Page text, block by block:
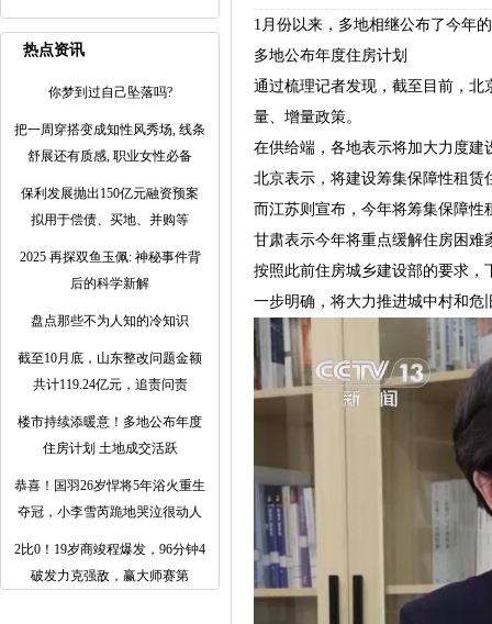
热点资讯
你梦到过自己坠落吗?
把一周穿搭变成知性风秀场, 线条
舒展还有质感, 职业女性必备
保利发展抛出150亿元融资预案
拟用于偿债、买地、并购等
2025 再探双鱼玉佩: 神秘事件背
后的科学新解
盘点那些不为人知的冷知识
截至10月底，山东整改问题金额
共计119.24亿元，追责问责
楼市持续添暖意！多地公布年度
住房计划 土地成交活跃
恭喜！国羽26岁悍将5年浴火重生
夺冠，小李雪芮跪地哭泣很动人
2比0！19岁商竣程爆发，96分钟4
破发力克强敌，赢大师赛第
1月份以来，多地相继公布了今年
多地公布年度住房计划
通过梳理记者发现，截至目前，
量、增量政策。
在供给端，各地表示将加大力度建
北京表示，将建设筹集保障性租赁
而江苏则宣布，今年将筹集保障性
甘肃表示今年将重点缓解住房困难
按照此前住房城乡建设部的要求，
一步明确，将大力推进城中村和